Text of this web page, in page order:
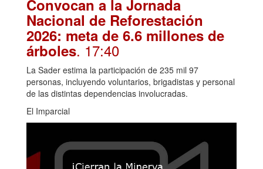
Convocan a la Jornada
Nacional de Reforestación
2026: meta de 6.6 millones de
árboles. 17:40
La Sader estima la participación de 235 mil 97
personas, incluyendo voluntarios, brigadistas y personal
de las distintas dependencias involucradas.
El Imparcial